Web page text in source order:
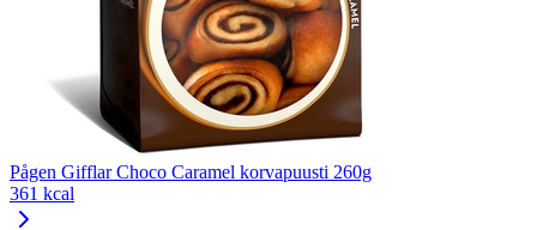
Pågen Gifflar Choco Caramel korvapuusti 260g
361 kcal